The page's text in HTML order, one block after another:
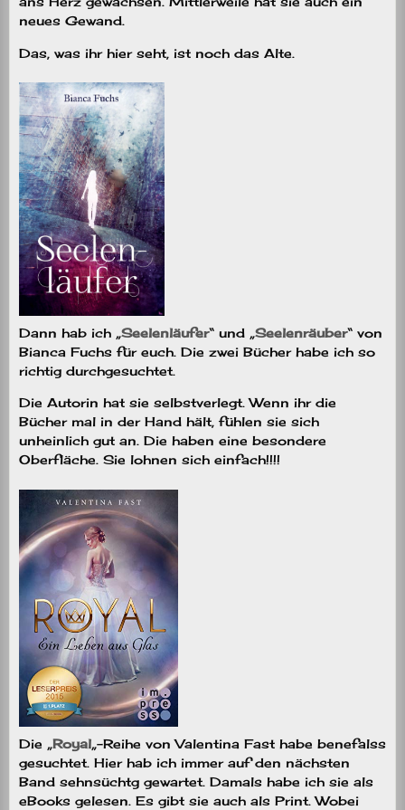
neues Gewand.
Das, was ihr hier seht, ist noch das Alte.
Dann hab ich „Seelenläufer“ und „Seelenräuber“ von
Bianca Fuchs für euch. Die zwei Bücher habe ich so
richtig durchgesuchtet.
Die Autorin hat sie selbstverlegt. Wenn ihr die
Bücher mal in der Hand hält, fühlen sie sich
unheinlich gut an. Die haben eine besondere
Oberfläche. Sie lohnen sich einfach!!!!
Die „Royal„-Reihe von Valentina Fast habe benefalss
gesuchtet. Hier hab ich immer auf den nächsten
Band sehnsüchtg gewartet. Damals habe ich sie als
eBooks gelesen. Es gibt sie auch als Print. Wobei